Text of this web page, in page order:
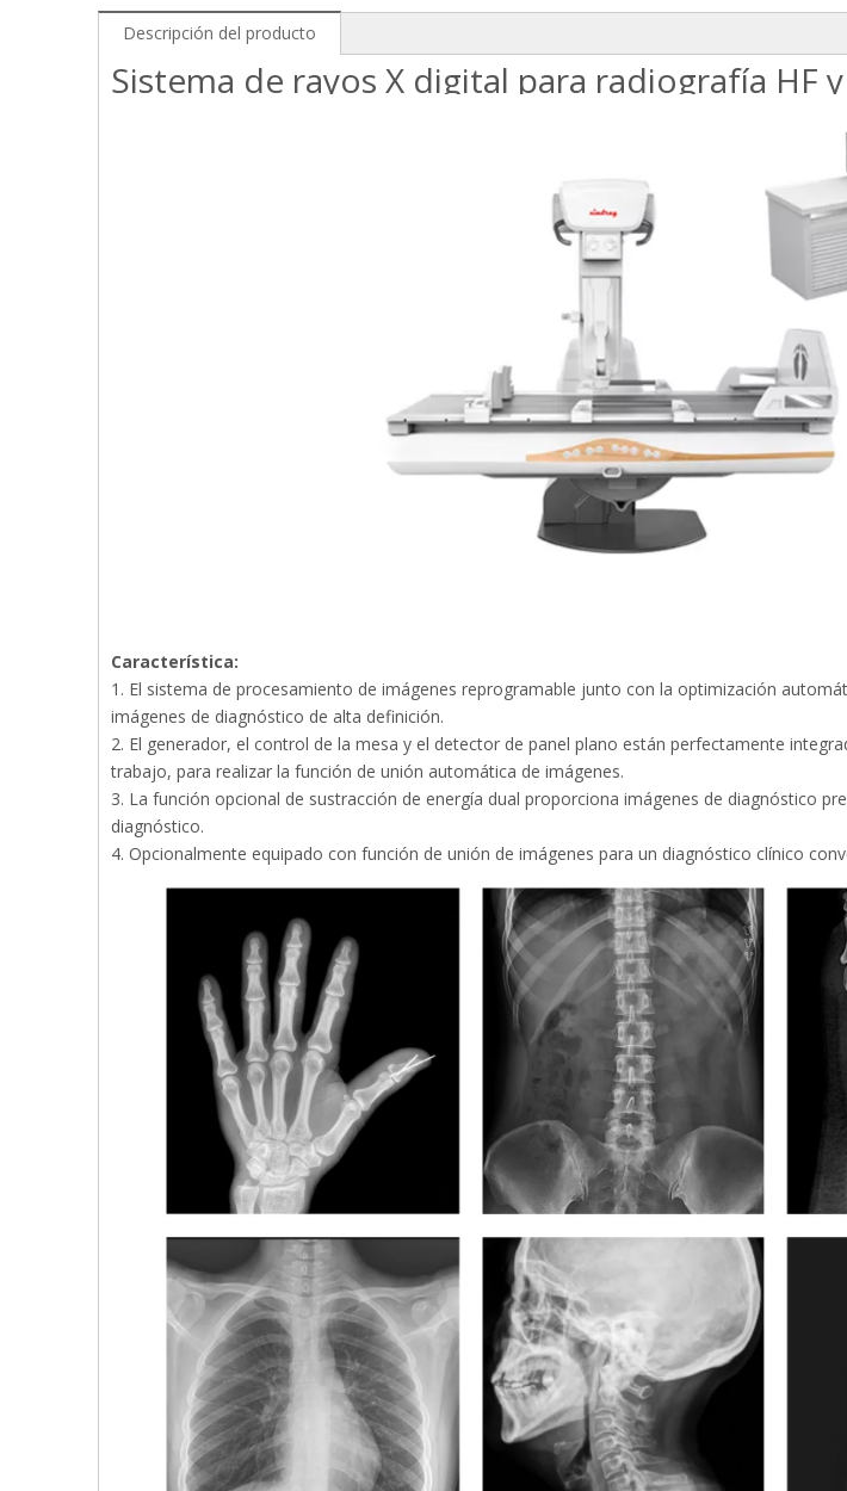
Descripción del producto
Sistema de rayos X digital para radiografía HF
Característica:
1. El sistema de procesamiento de imágenes reprogramable junto con la optimización
imágenes de diagnóstico de alta definición.
2. El generador, el control de la mesa y el detector de panel plano están perfectamente
trabajo, para realizar la función de unión automática de imágenes.
3. La función opcional de sustracción de energía dual proporciona imágenes de diagnóstico
diagnóstico.
4. Opcionalmente equipado con función de unión de imágenes para un diagnóstico clínico